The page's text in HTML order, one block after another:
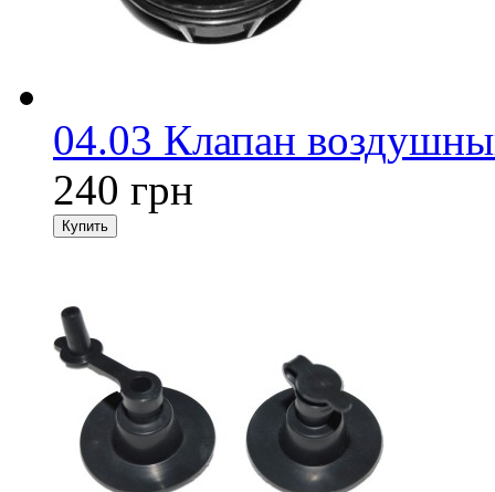
04.03 Клапан
240 грн